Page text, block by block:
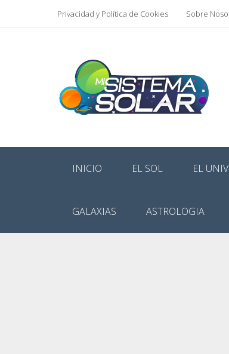
Privacidad y Política de Cookies Sobre
INICIO EL SOL EL
GALAXIAS ASTROLOGIA